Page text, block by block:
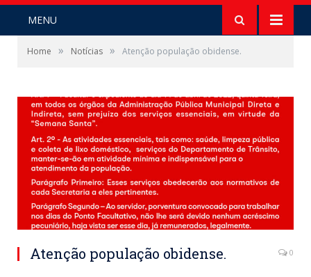
MENU
Home » Notícias » Atenção população obidense.
Atenção população obidense. 0